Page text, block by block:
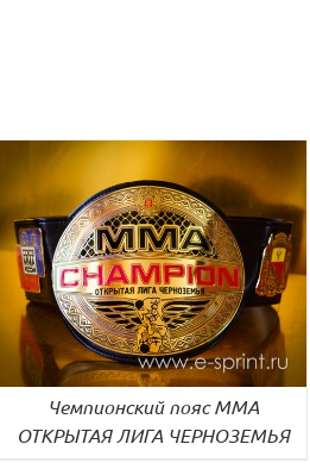
ДЕТАЛИ
Чемпионский пояс ММА
ОТКРЫТАЯ ЛИГА ЧЕРНОЗЕМЬЯ